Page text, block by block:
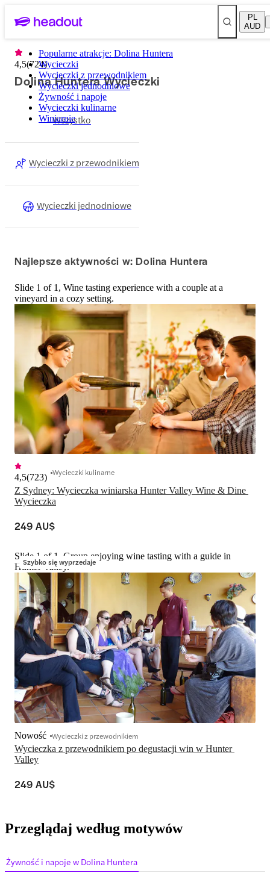
PL
AUD
Popularne atrakcje: Dolina Huntera
Wycieczki
Wycieczki z przewodnikiem
Wycieczki jednodniowe
Żywność i napoje
Wycieczki kulinarne
Winiarnie
4,5(724)
Dolina Huntera Wycieczki
Wszystko
Wycieczki z przewodnikiem
Wycieczki jednodniowe
Najlepsze aktywności w: Dolina Huntera
Slide 1 of 1, Wine tasting experience with a couple at a
vineyard in a cozy setting.
Z Sydney: Wycieczka winiarska Hunter Valley Wine & Dine
Wycieczka
4,5(723) Wycieczki kulinarne
249 AU$
Szybko się wyprzedaje
Slide 1 of 1, Group enjoying wine tasting with a guide in
Hunter Valley.
Wycieczka z przewodnikiem po degustacji win w Hunter
Valley
Nowość Wycieczki z przewodnikiem
249 AU$
Przeglądaj według motywów
Żywność i napoje w Dolina Huntera